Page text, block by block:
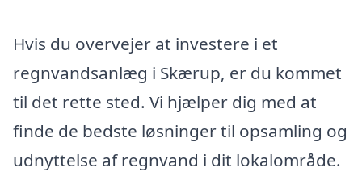
Hvis du overvejer at investere i et
regnvandsanlæg i Skærup, er du kommet
til det rette sted. Vi hjælper dig med at
finde de bedste løsninger til opsamling og
udnyttelse af regnvand i dit lokalområde.